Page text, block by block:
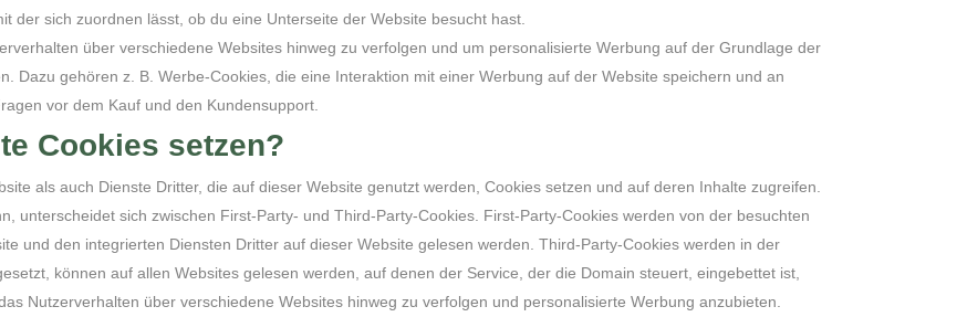
der sich zuordnen lässt, ob du eine Unterseite der Website besucht hast.
über verschiedene Websites hinweg zu verfolgen und um personalisierte Werbung auf der Grundlage der
Dazu gehören z. B. Werbe-Cookies, die eine Interaktion mit einer Werbung auf der Website speichern und an
vor dem Kauf und den Kundensupport.
Cookies setzen?
als auch Dienste Dritter, die auf dieser Website genutzt werden, Cookies setzen und auf deren Inhalte zugreifen.
unterscheidet sich zwischen First-Party- und Third-Party-Cookies. First-Party-Cookies werden von der besuchten
und den integrierten Diensten Dritter auf dieser Website gelesen werden. Third-Party-Cookies werden in der
können auf allen Websites gelesen werden, auf denen der Service, der die Domain steuert, eingebettet ist,
Nutzerverhalten über verschiedene Websites hinweg zu verfolgen und personalisierte Werbung anzubieten.